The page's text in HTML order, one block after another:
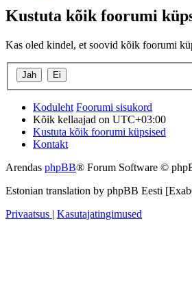
Kustuta kõik foorumi
Kas oled kindel, et soovid kõik foorumi
Koduleht Foorumi sisukord
Kõik kellaajad on UTC+03:00
Kustuta kõik foorumi küpsised
Kontakt
Arendas phpBB® Forum Software ©
Estonian translation by phpBB Eesti
Privaatsus | Kasutajatingimused